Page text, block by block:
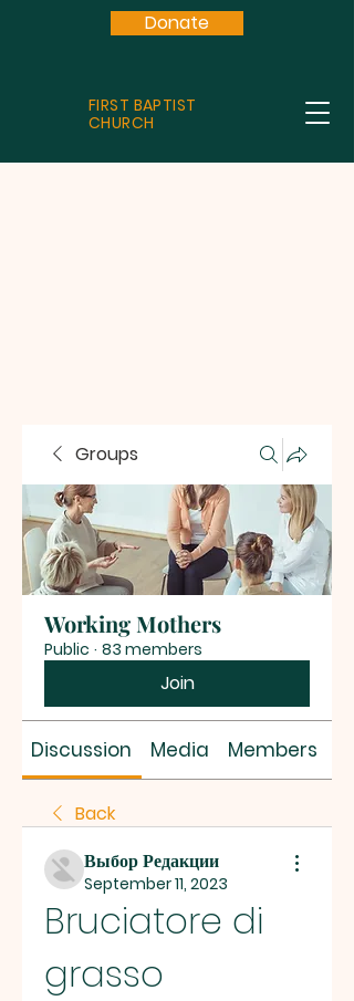
Donate
FIRST BAPTIST
CHURCH
Groups
Working Mothers
Public · 83 members
Join
Discussion Media Members
Back
Выбор Редакции
September 11, 2023
Bruciatore di
grasso